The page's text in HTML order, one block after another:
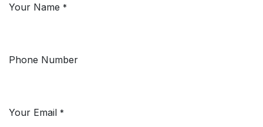
Your Name *
Phone Number
Your Email *